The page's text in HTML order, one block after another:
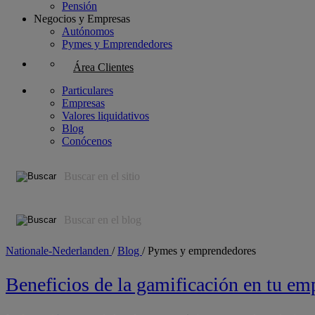
Pensión
Negocios y Empresas
Autónomos
Pymes y Emprendedores
Área Clientes
Particulares
Empresas
Valores liquidativos
Blog
Conócenos
Nationale-Nederlanden / Blog / Pymes y emprendedores
Beneficios de la gamificación en tu